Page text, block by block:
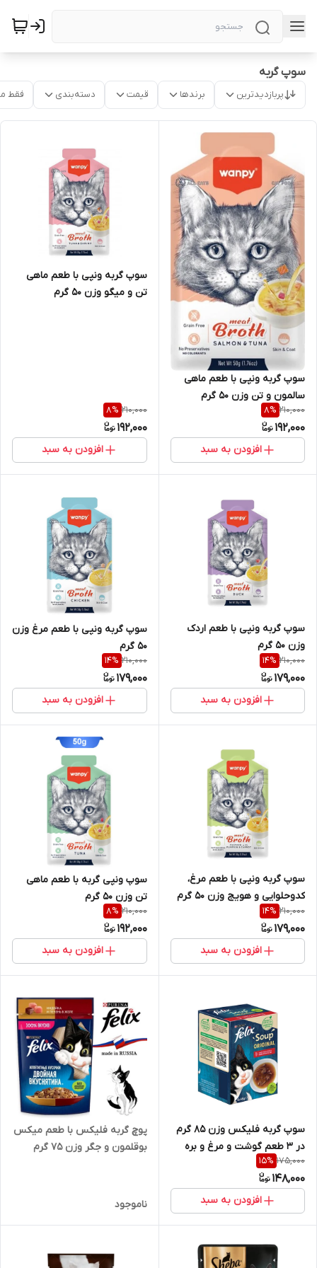
سوپ گربه
پربازدیدترین برندها قیمت دسته‌بندی فقط
سوپ گربه ونپی با طعم ماهی
سالمون و تن وزن 50 گرم
210,000
8%
192,000
افزودن به سبد
سوپ گربه ونپی با طعم ماهی
تن و میگو وزن 50 گرم
210,000
8%
192,000
افزودن به سبد
سوپ گربه ونپی با طعم اردک
وزن 50 گرم
210,000
14%
179,000
افزودن به سبد
سوپ گربه ونپی با طعم مرغ وزن
50 گرم
210,000
14%
179,000
افزودن به سبد
سوپ گربه ونپی با طعم مرغ،
کدوحلوایی و هویج وزن 50 گرم
210,000
14%
179,000
افزودن به سبد
سوپ ونپی گربه با طعم ماهی
تن وزن 50 گرم
210,000
8%
192,000
افزودن به سبد
سوپ گربه فلیکس وزن 85 گرم
در 3 طعم گوشت و مرغ و بره
175,000
15%
148,000
افزودن به سبد
پوچ گربه فلیکس با طعم میکس
بوقلمون و جگر وزن 75 گرم
ناموجود